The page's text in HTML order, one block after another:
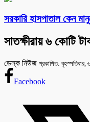
সরকারি হাসপাতাল কেন
সাতক্ষীরায় ৬ কোটি
ডেস্ক নিউজ প্রকাশিত:
Facebook